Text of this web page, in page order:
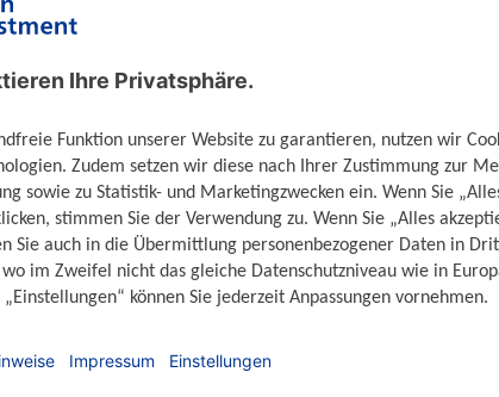
seit der Einführung der Riester-Rente vor über 24
der Altersvorsorgereform beteiligt und haben
wir aufzeigen, dass die Reform der privaten
und erfordert eine ganzheitliche Betrachtung.
Altersvorsorge